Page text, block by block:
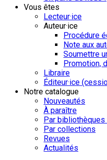
Vous êtes
Lecteur·ice
Auteur·ice
Procédure
Note aux
Soumettre
Promotion,
Libraire
Éditeur·ice
Notre catalogue
Nouveautés
À paraître
Par
Par collections
Revues
Actualités